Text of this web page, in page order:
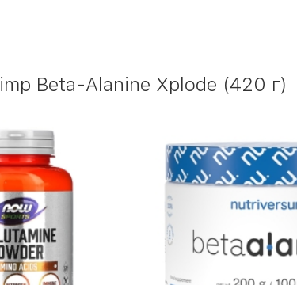
Beta-Alanine Xplode (420 г)